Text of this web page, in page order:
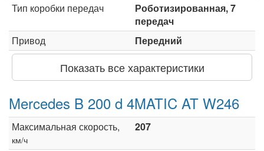
Тип коробки передач
Роботизированная, 7
передач
Привод
Передний
Показать все характеристики
Mercedes B 200 d 4MATIC AT W246
Максимальная скорость,
км/ч
207